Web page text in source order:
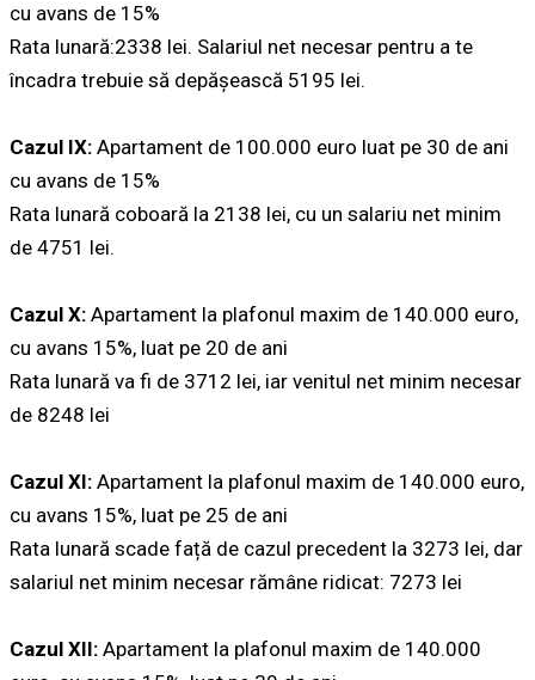
cu avans de 15%
Rata lunară:2338 lei. Salariul net necesar pentru a te
încadra trebuie să depășească 5195 lei.
Cazul IX: Apartament de 100.000 euro luat pe 30 de ani
cu avans de 15%
Rata lunară coboară la 2138 lei, cu un salariu net minim
de 4751 lei.
Cazul X: Apartament la plafonul maxim de 140.000 euro,
cu avans 15%, luat pe 20 de ani
Rata lunară va fi de 3712 lei, iar venitul net minim necesar
de 8248 lei
Cazul XI: Apartament la plafonul maxim de 140.000 euro,
cu avans 15%, luat pe 25 de ani
Rata lunară scade față de cazul precedent la 3273 lei, dar
salariul net minim necesar rămâne ridicat: 7273 lei
Cazul XII: Apartament la plafonul maxim de 140.000